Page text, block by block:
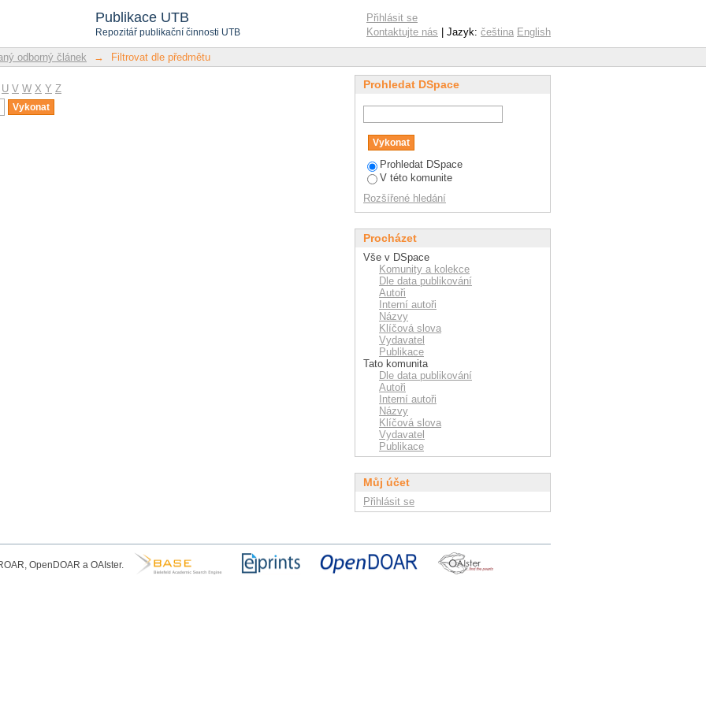
Publikace UTB
Repozitář publikační činnosti UTB
Přihlásit se
Kontaktujte nás | Jazyk: čeština English
odborný článek → Filtrovat dle předmětu
U V W X Y Z
Prohledat DSpace
Prohledat DSpace
V této komunite
Rozšířené hledání
Procházet
Vše v DSpace
Komunity a kolekce
Dle data publikování
Autoři
Interní autoři
Názvy
Klíčová slova
Vydavatel
Publikace
Tato komunita
Dle data publikování
Autoři
Interní autoři
Názvy
Klíčová slova
Vydavatel
Publikace
Můj účet
Přihlásit se
OpenDOAR a OAIster.